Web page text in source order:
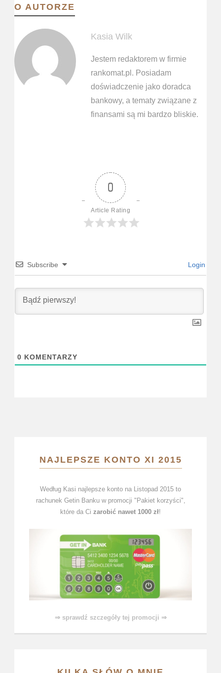
O AUTORZE
Kasia Wilk
Jestem redaktorem w firmie
rankomat.pl. Posiadam
doświadczenie jako doradca
bankowy, a tematy związane z
finansami są mi bardzo bliskie.
0
Article Rating
Subscribe Login
0 KOMENTARZY
NAJLEPSZE KONTO XI 2015
Według Kasi najlepsze konto na Listopad 2015 to
rachunek Getin Banku w promocji "Pakiet korzyści",
które da Ci zarobić nawet 1000 zł!
⇒ sprawdź szczegóły tej promocji ⇒